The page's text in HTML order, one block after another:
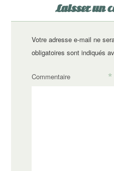
Laisser un
Votre adresse e-mail ne
obligatoires sont indiqués
Commentaire *